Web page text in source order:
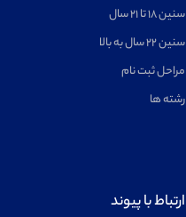
سنین ۱۸ تا ۲۱ سال
سنین ۲۲ سال به بالا
مراحل ثبت نام
رشته ها
ارتباط با پیوند